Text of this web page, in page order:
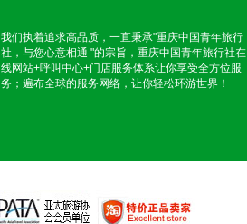
我们执着追求高品质，一直秉承"重庆中国青年旅行
社，与您心意相通 "的宗旨，重庆中国青年旅行社在
线网站+呼叫中心+门店服务体系让你享受全方位服
务；遍布全球的服务网络，让你轻松环游世界！